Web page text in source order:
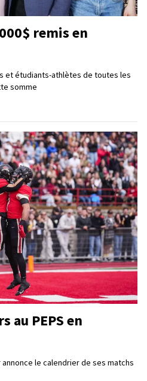
remis en
et étudiants-athlètes de toutes les
somme
au PEPS en
le calendrier de ses matchs